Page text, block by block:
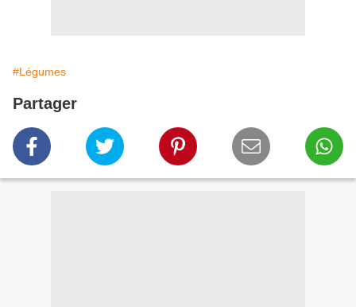
#Légumes
Partager